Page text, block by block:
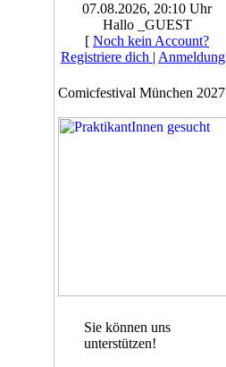
07.08.2026, 20:10 Uhr
Hallo _GUEST
[ Noch kein Account?
Registriere dich | Anmeldung
Comicfestival München 2027
Sie können uns
unterstützen!